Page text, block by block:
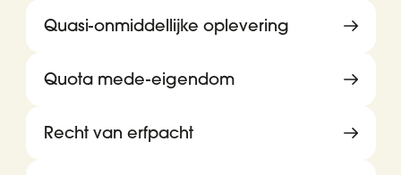
Quasi-onmiddellijke oplevering
Quota mede-eigendom
Recht van erfpacht